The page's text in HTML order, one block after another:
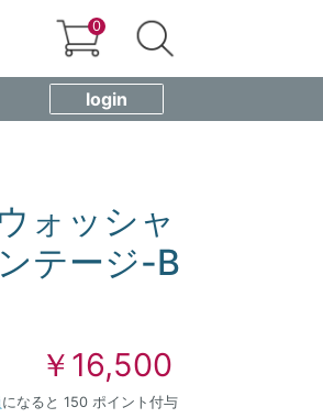
0
login
ォッシャ
テージ-B
￥16,500
になると 150 ポイント付与